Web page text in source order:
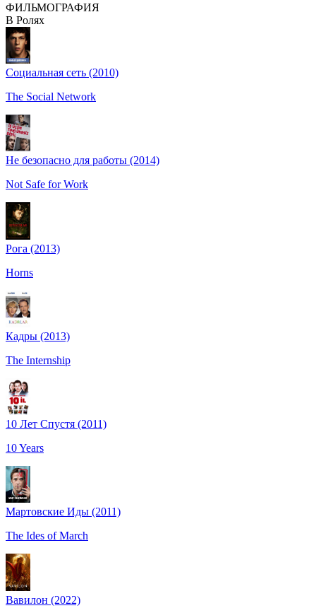
ФИЛЬМОГРАФИЯ
В Ролях
Социальная сеть (2010)
The Social Network
Не безопасно для работы (2014)
Not Safe for Work
Рога (2013)
Horns
Кадры (2013)
The Internship
10 Лeт Спустя (2011)
10 Years
Мартовские Иды (2011)
The Ides of March
Вавилон (2022)